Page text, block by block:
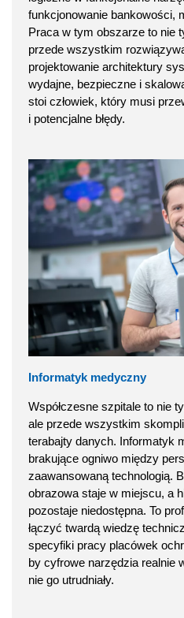
funkcjonowanie bankowości,
Praca w tym obszarze to nie
przede wszystkim
projektowanie architektury
wydajne, bezpieczne i
stoi człowiek, który musi
i potencjalne błędy.
Informatyk medyczny
Współczesne szpitale to nie
ale przede wszystkim
terabajty danych. Informatyk
brakujące ogniwo między
zaawansowaną technologią.
obrazowa staje w miejscu, a
pozostaje niedostępna. To
łączyć twardą wiedzę
specyfiki pracy placówek
by cyfrowe narzędzia realnie
nie go utrudniały.